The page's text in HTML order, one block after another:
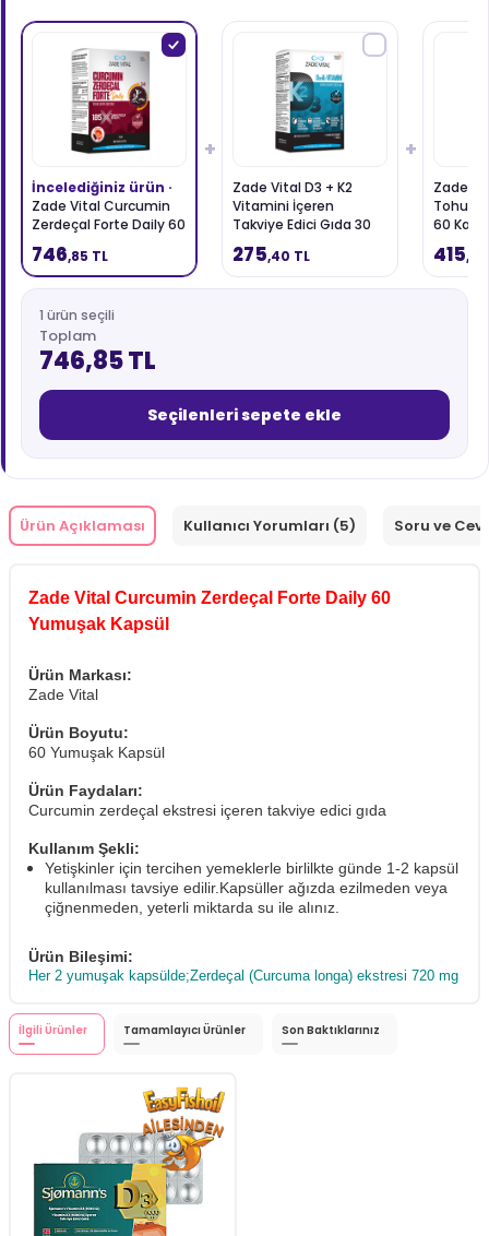
İncelediğiniz ürün ·
Zade Vital Curcumin
Zerdeçal Forte Daily 60
Yumuşak Kapsül
746,85 TL
+
Zade Vital D3 + K2
Vitamini İçeren
Takviye Edici Gıda 30
Yumuşak Kapsül
275,40 TL
+
Zade
60
415,35
1 ürün seçili
Toplam
746,85 TL
Seçilenleri sepete ekle
Ürün Açıklaması Kullanıcı Yorumları (5) Soru ve
Zade Vital Curcumin Zerdeçal Forte Daily 60
Yumuşak Kapsül
Ürün Markası:
Zade Vital
Ürün Boyutu:
60 Yumuşak Kapsül
Ürün Faydaları:
Curcumin zerdeçal ekstresi içeren takviye edici gıda
Kullanım Şekli:
Yetişkinler için tercihen yemeklerle birlilkte günde 1-2 kapsül
kullanılması tavsiye edilir.Kapsüller ağızda ezilmeden veya
çiğnenmeden, yeterli miktarda su ile alınız.
Ürün Bileşimi:
Her 2 yumuşak kapsülde;Zerdeçal (Curcuma longa) ekstresi 720 mg
İlgili Ürünler Tamamlayıcı Ürünler Son Baktıklarınız